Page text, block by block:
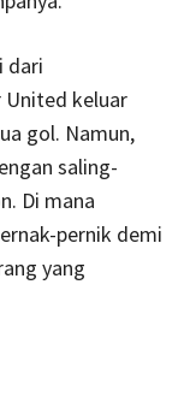
dari
United keluar
gol. Namun,
saling-
Di mana
pernik demi
yang